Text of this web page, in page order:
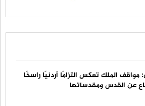
مواقف الملك تعكس التزامًا أردنيًا راسخًا
عن القدس ومقدساتها